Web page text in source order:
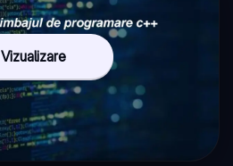
Vizualizare